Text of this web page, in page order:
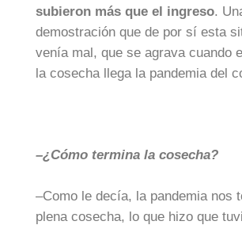
subieron más que el ingreso.
demostración que de por sí esta
venía mal, que se agrava cuando
la cosecha llega la pandemia del
–¿Cómo termina la cosecha?
–Como le decía, la pandemia nos
plena cosecha, lo que hizo que